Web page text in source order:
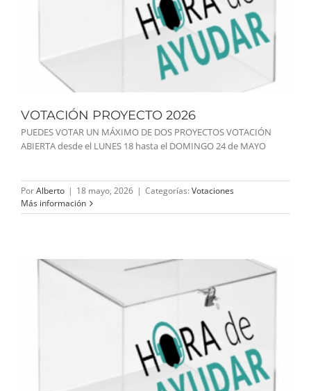
VOTACIÓN PROYECTO 2026
PUEDES VOTAR UN MÁXIMO DE DOS PROYECTOS VOTACIÓN
ABIERTA desde el LUNES 18 hasta el DOMINGO 24 de MAYO
PorAlberto | 18 mayo, 2026 | Categorías: Votaciones
Más información